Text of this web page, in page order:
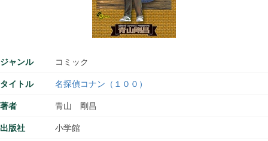
ジャンル コミック
タイトル 名探偵コナン（１００）
著者 青山 剛昌
出版社 小学館